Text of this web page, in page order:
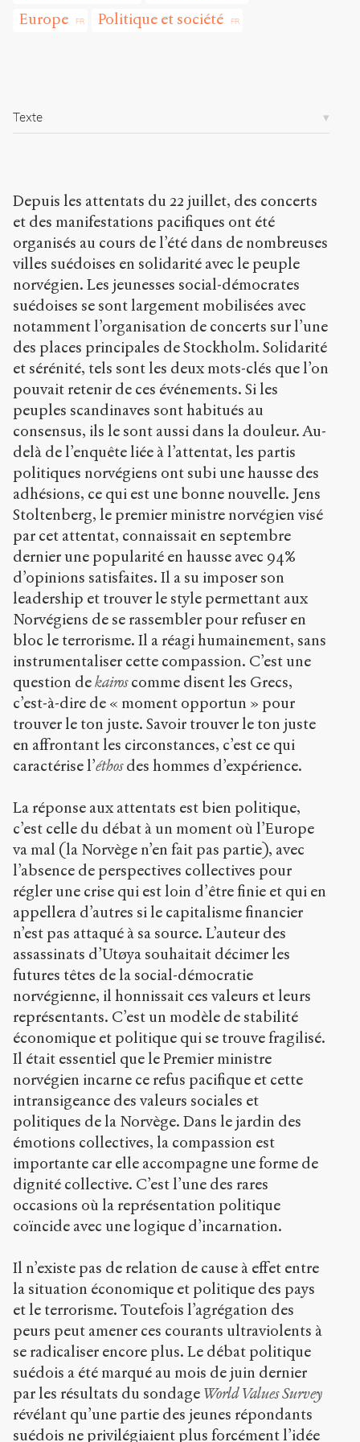
a
e
s
9
Copier la
référence
Chicago
Copier la
référence
Bibtex
Commons
Attribution-
NonCommercial-
ShareAlike 4.0
International
(CC BY-NC-SA
4.0) Sens-Public,
2011
Accéder
à la
PDF
Europe
Politique et société
Texte
Depuis les attentats du 22 juillet, des concerts
et des manifestations pacifiques ont été
organisés au cours de l’été dans de nombreuses
villes suédoises en solidarité avec le peuple
norvégien. Les jeunesses social-démocrates
suédoises se sont largement mobilisées avec
notamment l’organisation de concerts sur l’une
des places principales de Stockholm. Solidarité
et sérénité, tels sont les deux mots-clés que l’on
pouvait retenir de ces événements. Si les
peuples scandinaves sont habitués au
consensus, ils le sont aussi dans la douleur. Au-
delà de l’enquête liée à l’attentat, les partis
politiques norvégiens ont subi une hausse des
adhésions, ce qui est une bonne nouvelle. Jens
Stoltenberg, le premier ministre norvégien visé
par cet attentat, connaissait en septembre
dernier une popularité en hausse avec 94%
d’opinions satisfaites. Il a su imposer son
leadership et trouver le style permettant aux
Norvégiens de se rassembler pour refuser en
bloc le terrorisme. Il a réagi humainement, sans
instrumentaliser cette compassion. C’est une
question dekairoscomme disent les Grecs,
c’est-à-dire de « moment opportun » pour
trouver le ton juste. Savoir trouver le ton juste
en affrontant les circonstances, c’est ce qui
caractérise l’éthosdes hommes d’expérience.
La réponse aux attentats est bien politique,
c’est celle du débat à un moment où l’Europe
va mal (la Norvège n’en fait pas partie), avec
l’absence de perspectives collectives pour
régler une crise qui est loin d’être finie et qui en
appellera d’autres si le capitalisme financier
n’est pas attaqué à sa source. L’auteur des
assassinats d’Utøya souhaitait décimer les
futures têtes de la social-démocratie
norvégienne, il honnissait ces valeurs et leurs
représentants. C’est un modèle de stabilité
économique et politique qui se trouve fragilisé.
Il était essentiel que le Premier ministre
norvégien incarne ce refus pacifique et cette
intransigeance des valeurs sociales et
politiques de la Norvège. Dans le jardin des
émotions collectives, la compassion est
importante car elle accompagne une forme de
dignité collective. C’est l’une des rares
occasions où la représentation politique
coïncide avec une logique d’incarnation.
Il n’existe pas de relation de cause à effet entre
la situation économique et politique des pays
et le terrorisme. Toutefois l’agrégation des
peurs peut amener ces courants ultraviolents à
se radicaliser encore plus. Le débat politique
suédois a été marqué au mois de juin dernier
par les résultats du sondage World Values Survey
révélant qu’une partie des jeunes répondants
suédois ne privilégiaient plus forcément l’idée